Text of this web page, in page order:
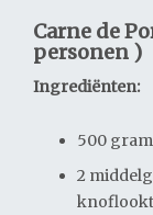
Carne de
personen )
Ingrediënten:
500
2